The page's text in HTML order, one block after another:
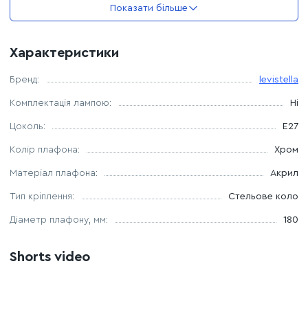
Максимальна потужність лампочки: 40 W
Комплектація лампочками: немає
Показати більше
Характеристики
Бренд: levistella
Комплектація лампою: Ні
Цоколь: E27
Колір плафона: Хром
Матеріал плафона: Акрил
Тип кріплення: Стельове коло
Дiаметр плафону, мм: 180
Shorts video